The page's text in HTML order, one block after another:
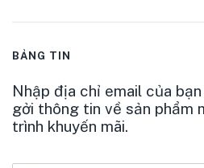
BẢNG TIN
Nhập địa chỉ email của
gởi thông tin về sản phẩm
trình khuyến mãi.